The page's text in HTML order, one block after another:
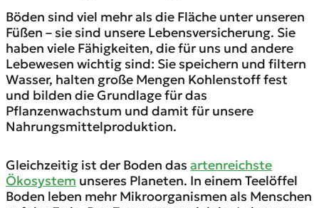
Böden sind viel mehr als die Fläche unter unseren
Füßen – sie sind unsere Lebensversicherung. Sie
haben viele Fähigkeiten, die für uns und andere
Lebewesen wichtig sind: Sie speichern und filtern
Wasser, halten große Mengen Kohlenstoff fest
und bilden die Grundlage für das
Pflanzenwachstum und damit für unsere
Nahrungsmittelproduktion.
Gleichzeitig ist der Boden das artenreichste
Ökosystem unseres Planeten. In einem Teelöffel
Boden leben mehr Mikroorganismen als Menschen